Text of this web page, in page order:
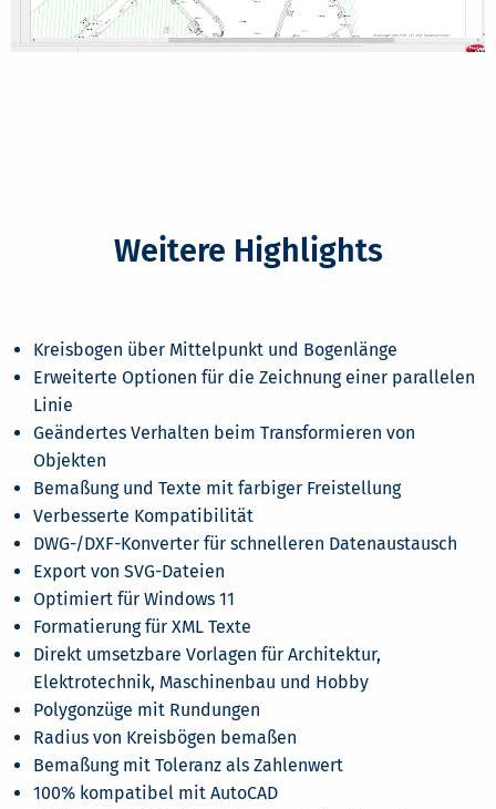
Weitere Highlights
Kreisbogen über Mittelpunkt und Bogenlänge
Erweiterte Optionen für die Zeichnung einer parallelen
Linie
Geändertes Verhalten beim Transformieren von
Objekten
Bemaßung und Texte mit farbiger Freistellung
Verbesserte Kompatibilität
DWG-/DXF-Konverter für schnelleren Datenaustausch
Export von SVG-Dateien
Optimiert für Windows 11
Formatierung für XML Texte
Direkt umsetzbare Vorlagen für Architektur,
Elektrotechnik, Maschinenbau und Hobby
Polygonzüge mit Rundungen
Radius von Kreisbögen bemaßen
Bemaßung mit Toleranz als Zahlenwert
100% kompatibel mit AutoCAD